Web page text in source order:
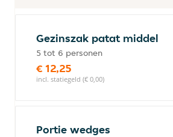
Gezinszak patat middel
5 tot 6 personen
€ 12,25
incl. statiegeld (€ 0,00)
Portie wedges